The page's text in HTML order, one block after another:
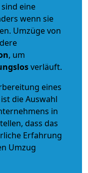
eine
wenn sie
Umzüge von
, um
verläuft.
eines
die Auswahl
in
dass das
Erfahrung
Umzug